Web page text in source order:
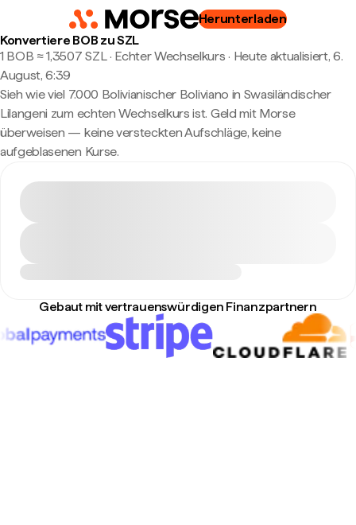
Herunterladen
Konvertiere BOB zu SZL
1 BOB ≈ 1,3507 SZL · Echter Wechselkurs · Heute aktualisiert, 6.
August, 6:39
Sieh wie viel 7.000 Bolivianischer Boliviano in Swasiländischer
Lilangeni zum echten Wechselkurs ist. Geld mit Morse
überweisen — keine versteckten Aufschläge, keine
aufgeblasenen Kurse.
Gebaut mit vertrauenswürdigen Finanzpartnern